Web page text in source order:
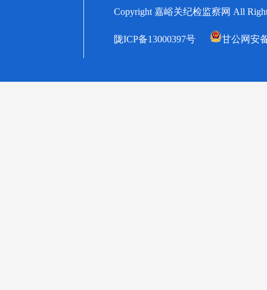
Copyright 嘉峪关纪检监察网 All
陇ICP备13000397号 甘公网安